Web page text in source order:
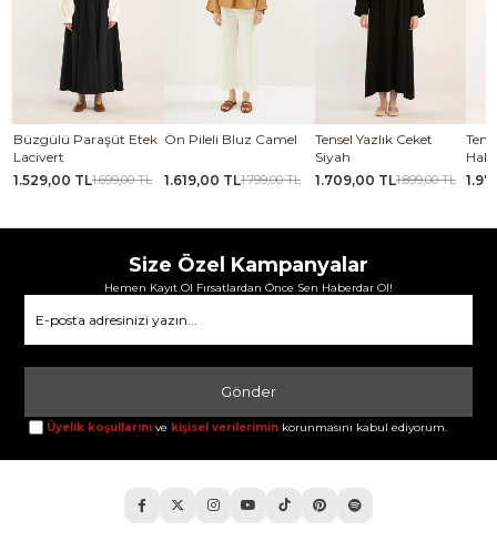
Büzgülü Paraşüt Etek
Lacivert
1.529,00 TL1.699,00 TL
Ön Pileli Bluz Camel
1.619,00 TL1.799,00 TL
Tensel Yazlık Ceket
Siyah
1.709,00 TL1.899,00 TL
Haki
Size Özel Kampanyalar
Hemen Kayıt Ol Fırsatlardan Önce Sen Haberdar Ol!
Gönder
Üyelik koşullarını ve kişisel verilerimin korunmasını kabul ediyorum.